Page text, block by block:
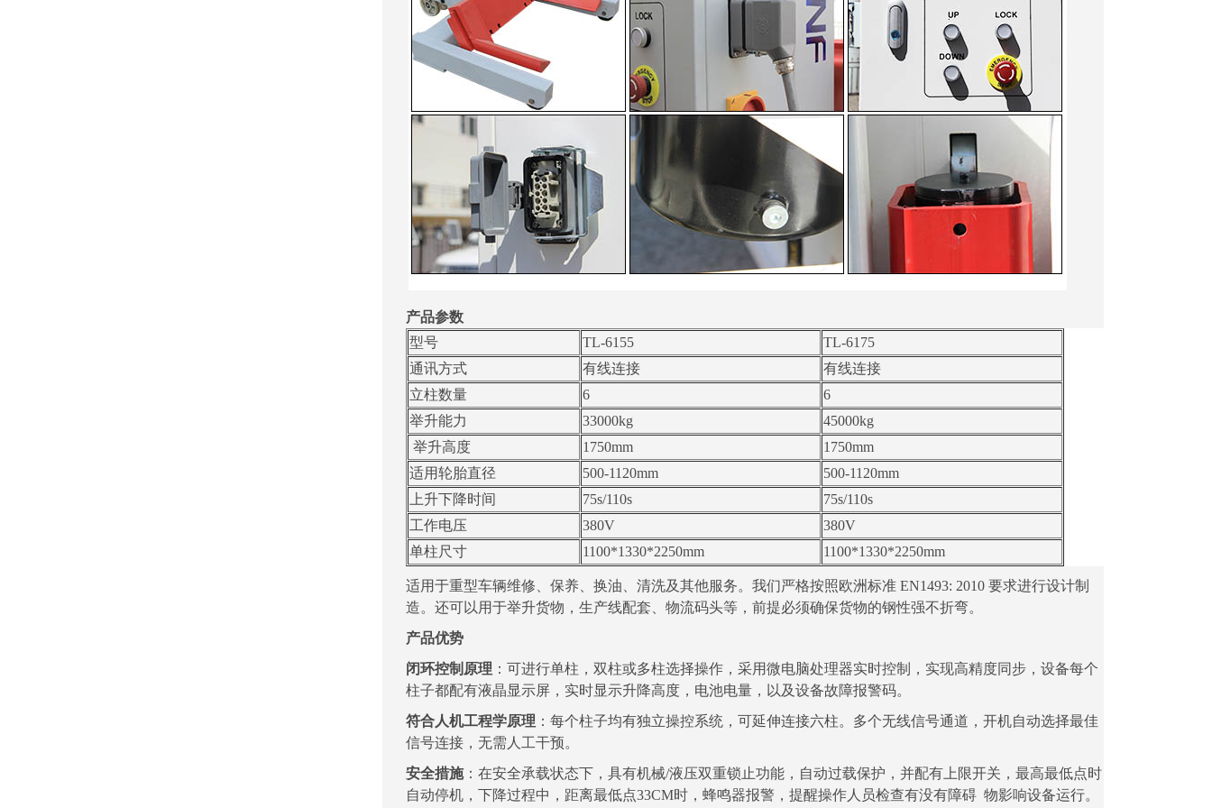
产品参数
型号
TL-6155
TL-6175
通讯方式
有线连接
有线连接
立柱数量
6
6
举升能力
33000kg
45000kg
举升高度
1750mm
1750mm
适用轮胎直径
500-1120mm
500-1120mm
上升下降时间
75s/110s
75s/110s
工作电压
380V
380V
单柱尺寸
1100*1330*2250mm 1100*1330*2250mm
适用于重型车辆维修、保养、换油、清洗及其他服务。我们严格按照欧洲标准 EN1493: 2010 要求进行设计制
造。 还可以用于举升货物，生产线配套、物流码头等，前提必须确保货物的钢性强不折弯。
产品优势
闭环控制原理 ：可进行单柱，双柱或多柱选择操作，采用微电脑处理器实时控制，实现高精度同步，设备每个
柱子都配有液晶显示屏，实时显示升降高度，电池电量，以及设备故障报警码。
符合人机工程学原理 ：每个柱子均有独立操控系统，可延伸连接六柱。多个无线信号通道，开机自动选择最佳
信号连接，无需人工干预。
安全措施：在安全承载状态下，具有机械/液压双重锁止功能，自动过载保护，并配有上限开关，最高最低点时
自动停机，下降过程中，距离最低点33CM时，蜂鸣器报警，提醒操作人员检查有没有障碍 物影响设备运行。